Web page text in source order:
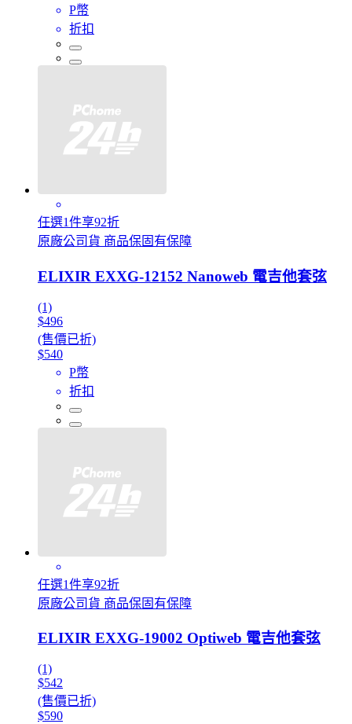
P幣
折扣
任選1件享92折
原廠公司貨 商品保固有保障
ELIXIR EXXG-12152 Nanoweb 電吉他套弦
(1)
$496
(售價已折)
$540
P幣
折扣
任選1件享92折
原廠公司貨 商品保固有保障
ELIXIR EXXG-19002 Optiweb 電吉他套弦
(1)
$542
(售價已折)
$590